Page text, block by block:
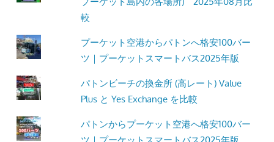
較
プーケット空港からパトンへ格安100バー
ツ｜プーケットスマートバス2025年版
パトンビーチの換金所 (高レート) Value
Plus と Yes Exchange を比較
パトンからプーケット空港へ格安100バー